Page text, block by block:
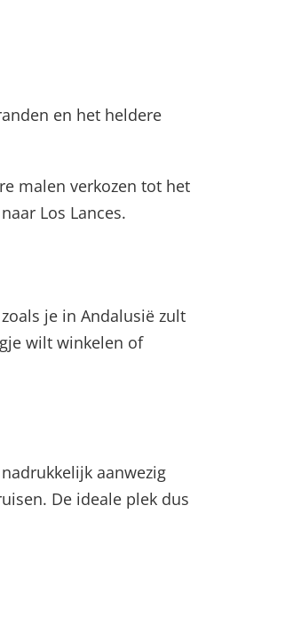
en het heldere
malen verkozen tot het
Los Lances.
je in Andalusië zult
wilt winkelen of
aanwezig
De ideale plek dus